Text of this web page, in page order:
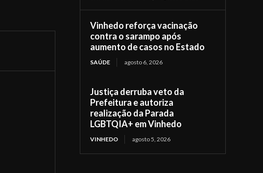
Vinhedo reforça vacinação
contra o sarampo após
aumento de casos no Estado
SAÚDE agosto 6, 2026
Justiça derruba veto da
Prefeitura e autoriza
realização da Parada
LGBTQIA+ em Vinhedo
VINHEDO agosto 5, 2026